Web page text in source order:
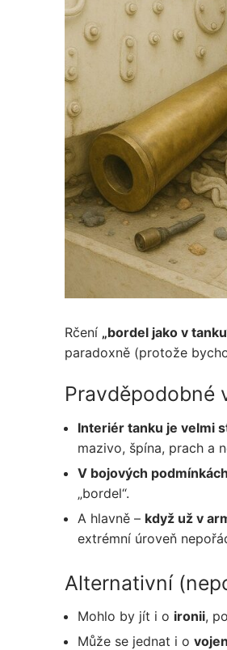
Rčení „bordel jako v
paradoxně (protože
Pravděpodobné
Interiér tanku je velmi
mazivo, špína, prach a
V bojových podmínkách
„bordel“.
A hlavně – když už v
extrémní úroveň
Alternativní
Mohlo by jít i o ironii,
Může se jednat i o